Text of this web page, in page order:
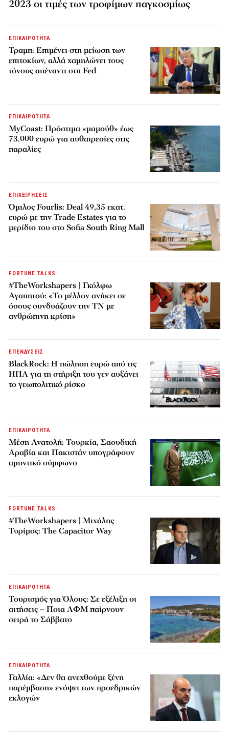
2023 οι τιμές των τροφίμων παγκοσμίως
ΕΠΙΚΑΙΡΟΤΗΤΑ
Τραμπ: Επιμένει στη μείωση των
επιτοκίων, αλλά χαμηλώνει τους
τόνους απέναντι στη Fed
ΕΠΙΚΑΙΡΟΤΗΤΑ
MyCoast: Πρόστιμα «μαμούθ» έως
73.000 ευρώ για αυθαιρεσίες στις
παραλίες
ΕΠΙΧΕΙΡΗΣΕΙΣ
Όμιλος Fourlis: Deal 49,35 εκατ.
ευρώ με την Trade Estates για το
μερίδιο του στο Sofia South Ring Mall
FORTUNE TALKS
#TheWorkshapers | Γκόλφω
Αγαπητού: «Το μέλλον ανήκει σε
όσους συνδυάζουν την ΤΝ με
ανθρώπινη κρίση»
ΕΠΕΝΔΥΣΕΙΣ
BlackRock: Η πώληση ευρώ από τις
ΗΠΑ για τη στήριξη του γεν αυξάνει
το γεωπολιτικό ρίσκο
ΕΠΙΚΑΙΡΟΤΗΤΑ
Μέση Ανατολή: Τουρκία, Σαουδική
Αραβία και Πακιστάν υπογράφουν
αμυντικό σύμφωνο
FORTUNE TALKS
#TheWorkshapers | Μιχάλης
Τυρίμος: The Capacitor Way
ΕΠΙΚΑΙΡΟΤΗΤΑ
Τουρισμός για Όλους: Σε εξέλιξη οι
αιτήσεις – Ποια ΑΦΜ παίρνουν
σειρά το Σάββατο
ΕΠΙΚΑΙΡΟΤΗΤΑ
Γαλλία: «Δεν θα ανεχθούμε ξένη
παρέμβαση» ενόψει των προεδρικών
εκλογών